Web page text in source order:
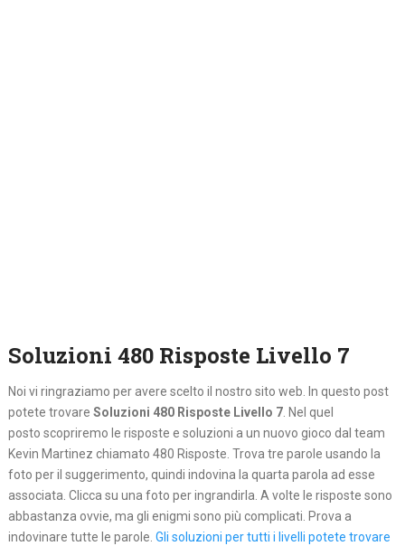
Soluzioni 480 Risposte Livello 7
Noi vi ringraziamo per avere scelto il nostro sito web. In questo post
potete trovare Soluzioni 480 Risposte Livello 7. Nel quel
posto scopriremo le risposte e soluzioni a un nuovo gioco dal team
Kevin Martinez chiamato 480 Risposte. Trova tre parole usando la
foto per il suggerimento, quindi indovina la quarta parola ad esse
associata. Clicca su una foto per ingrandirla. A volte le risposte sono
abbastanza ovvie, ma gli enigmi sono più complicati. Prova a
indovinare tutte le parole. Gli soluzioni per tutti i livelli potete trovare